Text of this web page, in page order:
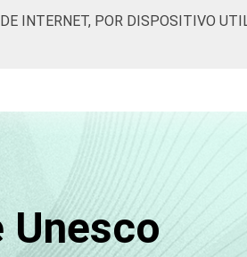
28 93
INTERNET, POR DISPOSITIVO
Unesco